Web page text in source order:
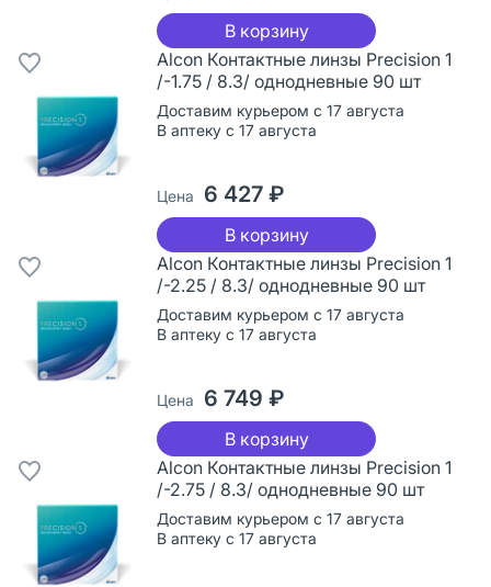
В корзину
Alcon Контактные линзы Precision 1
/-1.75 / 8.3/ однодневные 90 шт
Доставим курьером с 17 августа
В аптеку с 17 августа
Цена 6 427 ₽
В корзину
Alcon Контактные линзы Precision 1
/-2.25 / 8.3/ однодневные 90 шт
Доставим курьером с 17 августа
В аптеку с 17 августа
Цена 6 749 ₽
В корзину
Alcon Контактные линзы Precision 1
/-2.75 / 8.3/ однодневные 90 шт
Доставим курьером с 17 августа
В аптеку с 17 августа